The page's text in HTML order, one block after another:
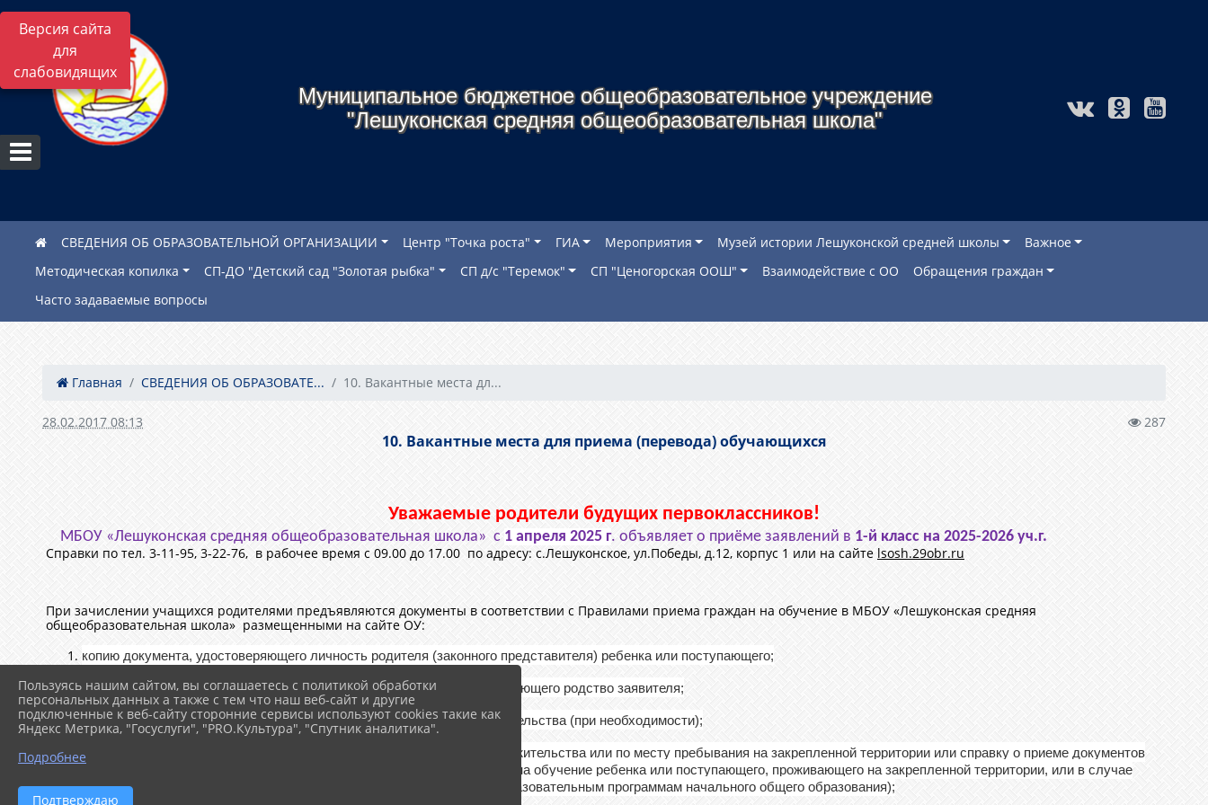
Версия сайта
для
слабовидящих
Муниципальное бюджетное общеобразовательное учреждение
"Лешуконская средняя общеобразовательная школа"
СВЕДЕНИЯ ОБ ОБРАЗОВАТЕЛЬНОЙ ОРГАНИЗАЦИИ Центр "Точка роста" ГИА Мероприятия Музей истории Лешуконской средней школы
Важное
Методическая копилка
СП-ДО "Детский сад "Золотая рыбка" СП д/с "Теремок" СП "Ценогорская ООШ" Взаимодействие с ОО
Обращения граждан
Часто задаваемые вопросы
Главная СВЕДЕНИЯ ОБ ОБРАЗОВАТЕ... 10. Вакантные места дл...
28.02.2017 08:13 287
10. Вакантные места для приема (перевода) обучающихся
Уважаемые родители будущих первоклассников!
МБОУ «Лешуконская средняя общеобразовательная школа» с 1 апреля 2025 г. объявляет о приёме заявлений в 1-й класс на 2025-2026 уч.г.
Справки по тел. 3-11-95, 3-22-76, в рабочее время с 09.00 до 17.00 по адресу: с.Лешуконское, ул.Победы, д.12, корпус 1 или на сайте lsosh.29obr.ru
При зачислении учащихся родителями предъявляются документы в соответствии с Правилами приема граждан на обучение в МБОУ «Лешуконская средняя
общеобразовательная школа» размещенными на сайте ОУ:
копию документа, удостоверяющего личность родителя (законного представителя) ребенка или поступающего;
копию свидетельства о рождении ребенка или документа, подтверждающего родство заявителя;
копию документа, подтверждающего установление опеки или попечительства (при необходимости);
копию документа о регистрации ребенка или поступающего по месту жительства или по месту пребывания на закрепленной территории или справку о приеме документов
для оформления регистрации по месту жительства (в случае приема на обучение ребенка или поступающего, проживающего на закрепленной территории, или в случае
использования права преимущественного приема на обучение по образовательным программам начального общего образования);
Пользуясь нашим сайтом, вы соглашаетесь с политикой обработки
персональных данных а также с тем что наш веб-сайт и другие
подключенные к веб-сайту сторонние сервисы используют cookies такие как
Яндекс Метрика, "Госуслуги", "PRO.Культура", "Спутник аналитика".
Подробнее
Подтверждаю